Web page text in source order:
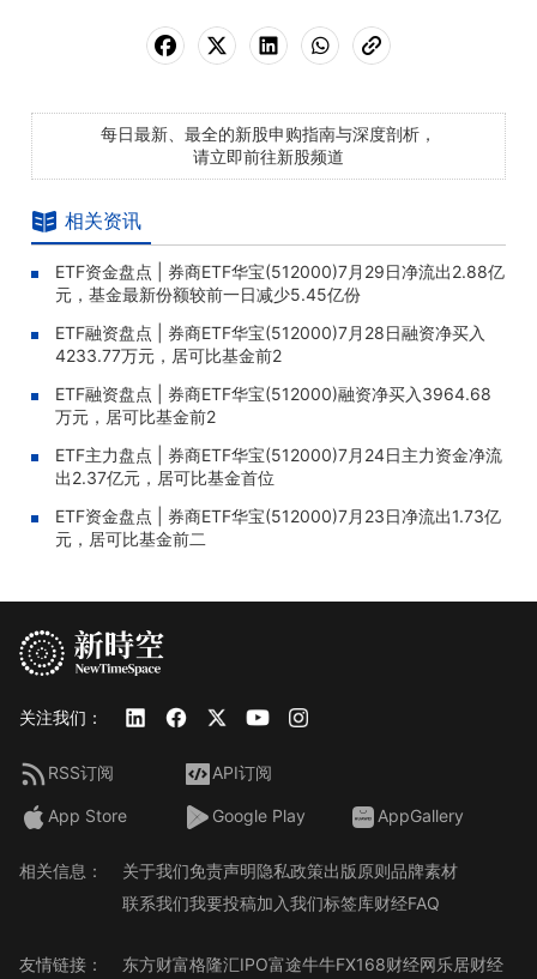
每日最新、最全的新股申购指南与深度剖析，
请立即前往新股频道
相关资讯
ETF资金盘点 | 券商ETF华宝(512000)7月29日净流出2.88亿
元，基金最新份额较前一日减少5.45亿份
ETF融资盘点 | 券商ETF华宝(512000)7月28日融资净买入
4233.77万元，居可比基金前2
ETF融资盘点 | 券商ETF华宝(512000)融资净买入3964.68
万元，居可比基金前2
ETF主力盘点 | 券商ETF华宝(512000)7月24日主力资金净流
出2.37亿元，居可比基金首位
ETF资金盘点 | 券商ETF华宝(512000)7月23日净流出1.73亿
元，居可比基金前二
关注我们：
RSS订阅 API订阅
App Store Google Play AppGallery
相关信息： 关于我们免责声明隐私政策出版原则品牌素材
联系我们我要投稿加入我们标签库财经FAQ
友情链接： 东方财富格隆汇IPO富途牛牛FX168财经网乐居财经